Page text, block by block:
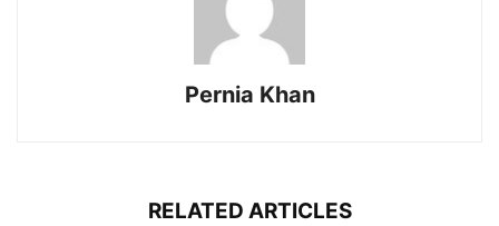
Pernia Khan
RELATED ARTICLES